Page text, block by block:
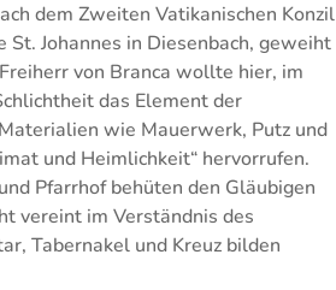
dem Zweiten Vatikanischen Konzil
Johannes in Diesenbach, geweiht
von Branca wollte hier, im
das Element der
wie Mauerwerk, Putz und
und Heimlichkeit“ hervorrufen.
Pfarrhof behüten den Gläubigen
vereint im Verständnis des
Tabernakel und Kreuz bilden